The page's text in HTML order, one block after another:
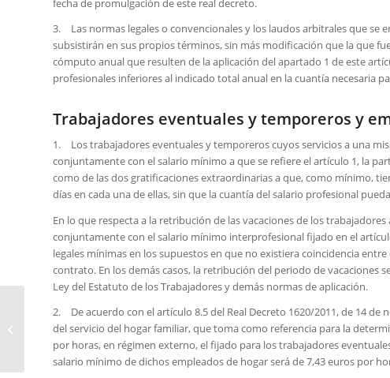
fecha de promulgación de este real decreto.
3. Las normas legales o convencionales y los laudos arbitrales que se
subsistirán en sus propios términos, sin más modificación que la que
cómputo anual que resulten de la aplicación del apartado 1 de este
profesionales inferiores al indicado total anual en la cuantía necesaria
Trabajadores eventuales y temporeros y
1. Los trabajadores eventuales y temporeros cuyos servicios a una
conjuntamente con el salario mínimo a que se refiere el artículo 1, la
como de las dos gratificaciones extraordinarias a que, como mínimo,
días en cada una de ellas, sin que la cuantía del salario profesional
En lo que respecta a la retribución de las vacaciones de los
conjuntamente con el salario mínimo interprofesional fijado en el
legales mínimas en los supuestos en que no existiera coincidencia
contrato. En los demás casos, la retribución del periodo de vacaciones
Ley del Estatuto de los Trabajadores y demás normas de aplicación.
2. De acuerdo con el artículo 8.5 del Real Decreto 1620/2011, de 14
del servicio del hogar familiar, que toma como referencia para la
por horas, en régimen externo, el fijado para los trabajadores
salario mínimo de dichos empleados de hogar será de 7,43 euros por
¿De cuántas formas
diferentes puede llegar
a jubilarse un
autónomo?